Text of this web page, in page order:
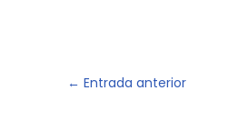
← Entrada anterior